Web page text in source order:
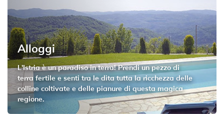
Alloggi
L'Istria è un paradiso in terra! Prendi un pezzo di
terra fertile e senti tra le dita tutta la ricchezza delle
colline coltivate e delle pianure di questa magica
regione.